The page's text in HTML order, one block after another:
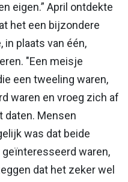
eigen.” April ontdekte
het een bijzondere
in plaats van één,
"Een meisje
een tweeling waren,
waren en vroeg zich af
daten. Mensen
was dat beide
waren,
dat het zeker wel